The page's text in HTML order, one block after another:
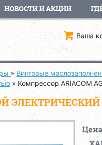
НОВОСТИ И АКЦИИ
Ваша
» Винтовые
» Компрессор ARIACOM